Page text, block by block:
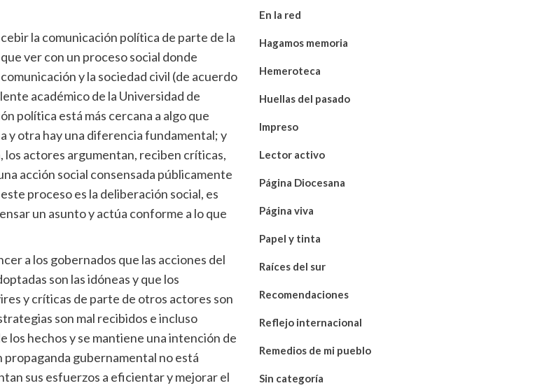
la comunicación política de parte de la
ver con un proceso social donde
y la sociedad civil (de acuerdo
académico de la Universidad de
política está más cercana a algo que
y otra hay una diferencia fundamental; y
los actores argumentan, reciben críticas,
acción social consensada públicamente
proceso es la deliberación social, es
un asunto y actúa conforme a lo que
a los gobernados que las acciones del
son las idóneas y que los
y críticas de parte de otros actores son
son mal recibidos e incluso
los hechos y se mantiene una intención de
gubernamental no está
sus esfuerzos a eficientar y mejorar el
En la red
Hagamos memoria
Hemeroteca
Huellas del pasado
Impreso
Lector activo
Página Diocesana
Página viva
Papel y tinta
Raíces del sur
Recomendaciones
Reflejo internacional
Remedios de mi pueblo
Sin categoría